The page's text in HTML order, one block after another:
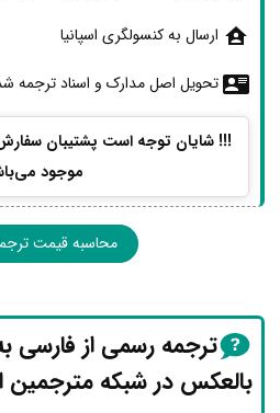
ارسال به کنسولگری اسپانیا
تحویل اصل مدارک و اسناد ترجمه
!!! شایان توجه است پشتیبان
موجود
محاسبه قیمت
ترجمه رسمی از فارسی
بالعکس در شبکه مترجمین